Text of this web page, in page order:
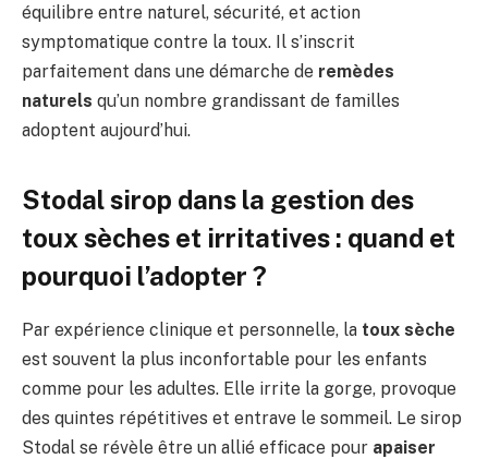
équilibre entre naturel, sécurité, et action
symptomatique contre la toux. Il s’inscrit
parfaitement dans une démarche de remèdes
naturels qu’un nombre grandissant de familles
adoptent aujourd’hui.
Stodal sirop dans la gestion des
toux sèches et irritatives : quand et
pourquoi l’adopter ?
Par expérience clinique et personnelle, la toux sèche
est souvent la plus inconfortable pour les enfants
comme pour les adultes. Elle irrite la gorge, provoque
des quintes répétitives et entrave le sommeil. Le sirop
Stodal se révèle être un allié efficace pour apaiser